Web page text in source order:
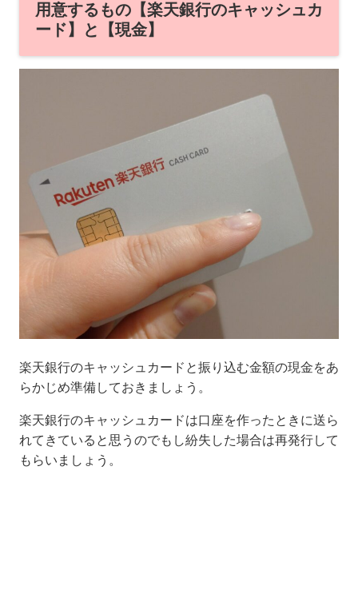
用意するもの【楽天銀行のキャッシュカ
ード】と【現金】
楽天銀行のキャッシュカードと振り込む金額の現金をあ
らかじめ準備しておきましょう。
楽天銀行のキャッシュカードは口座を作ったときに送ら
れてきていると思うのでもし紛失した場合は再発行して
もらいましょう。